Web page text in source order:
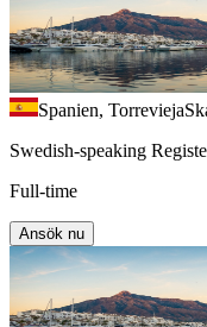
Spanien, Torrevieja
Swedish-speaking
Full-time
Ansök nu